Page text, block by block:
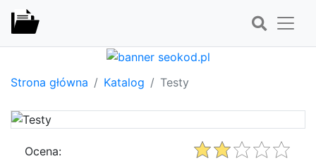
Strona główna Katalog Testy
Ocena: